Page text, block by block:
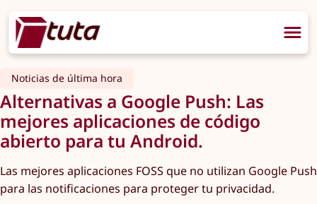
Noticias de última hora
Alternativas a Google Push: Las
mejores aplicaciones de código
abierto para tu Android.
Las mejores aplicaciones FOSS que no utilizan Google Push
para las notificaciones para proteger tu privacidad.